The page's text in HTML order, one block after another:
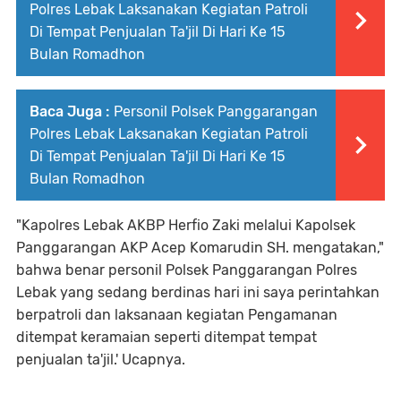
Polres Lebak Laksanakan Kegiatan Patroli
Di Tempat Penjualan Ta'jil Di Hari Ke 15
Bulan Romadhon
Baca Juga : Personil Polsek Panggarangan
Polres Lebak Laksanakan Kegiatan Patroli
Di Tempat Penjualan Ta'jil Di Hari Ke 15
Bulan Romadhon
"Kapolres Lebak AKBP Herfio Zaki melalui Kapolsek
Panggarangan AKP Acep Komarudin SH. mengatakan,"
bahwa benar personil Polsek Panggarangan Polres
Lebak yang sedang berdinas hari ini saya perintahkan
berpatroli dan laksanaan kegiatan Pengamanan
ditempat keramaian seperti ditempat tempat
penjualan ta'jil.' Ucapnya.